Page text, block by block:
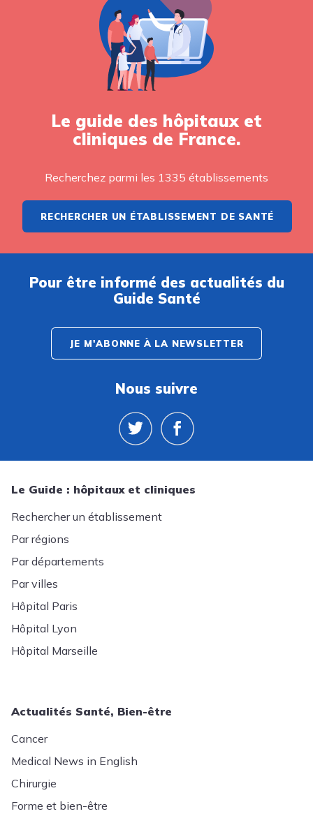
Le guide des hôpitaux et
cliniques de France.
Recherchez parmi les 1335 établissements
RECHERCHER UN ÉTABLISSEMENT DE SANTÉ
Pour être informé des actualités du
Guide Santé
JE M'ABONNE À LA NEWSLETTER
Nous suivre
Le Guide : hôpitaux et cliniques
Rechercher un établissement
Par régions
Par départements
Par villes
Hôpital Paris
Hôpital Lyon
Hôpital Marseille
Actualités Santé, Bien-être
Cancer
Medical News in English
Chirurgie
Forme et bien-être